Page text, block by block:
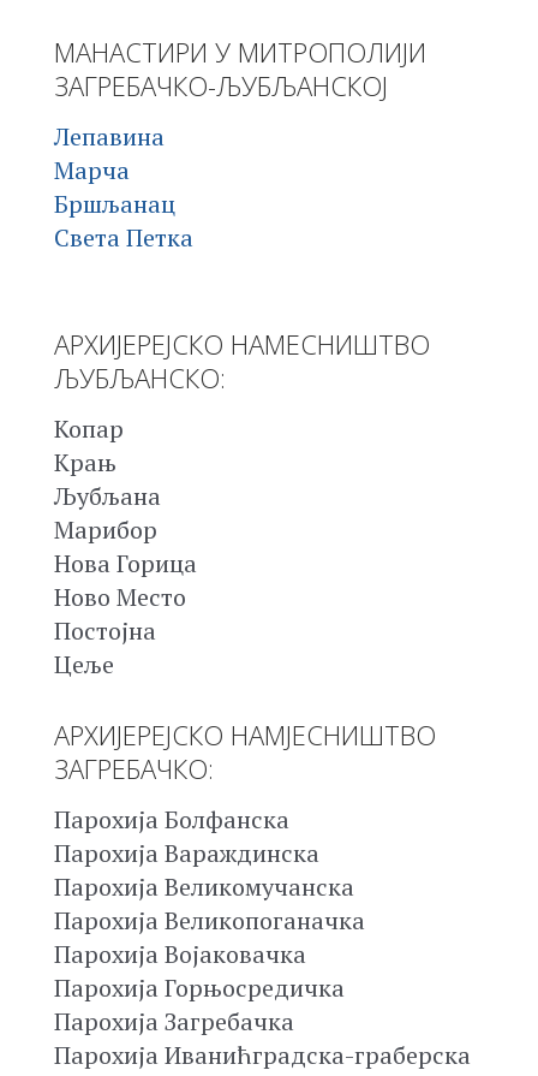
МАНАСТИРИ У МИТРОПОЛИЈИ
ЗАГРЕБАЧКО-ЉУБЉАНСКОЈ
Лепавина
Марча
Бршљанац
Света Петка
АРХИЈЕРЕЈСКО НАМЕСНИШТВО
ЉУБЉАНСКО:
Копар
Крањ
Љубљана
Марибор
Нова Горица
Ново Место
Постојна
Цеље
АРХИЈЕРЕЈСКО НАМЈЕСНИШТВО
ЗАГРЕБАЧКО:
Парохија Болфанска
Парохија Вараждинска
Парохија Великомучанска
Парохија Великопоганачка
Парохија Војаковачка
Парохија Горњосредичка
Парохија Загребачка
Парохија Иванићградска-граберска